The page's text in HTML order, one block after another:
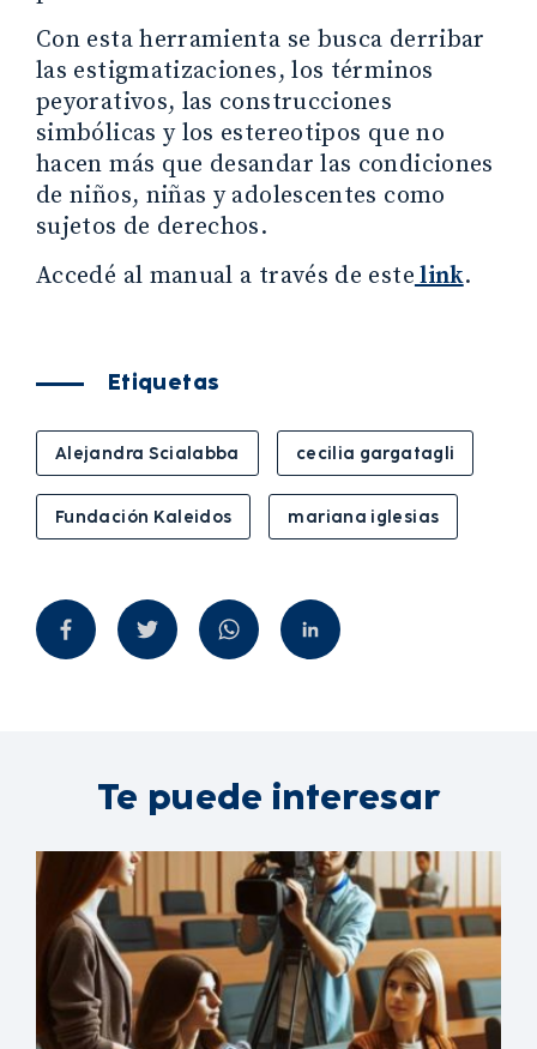
Con esta herramienta se busca derribar
las estigmatizaciones, los términos
peyorativos, las construcciones
simbólicas y los estereotipos que no
hacen más que desandar las condiciones
de niños, niñas y adolescentes como
sujetos de derechos.
Accedé al manual a través de este link.
Etiquetas
Alejandra Scialabba cecilia gargatagli
Fundación Kaleidos mariana iglesias
Te puede interesar